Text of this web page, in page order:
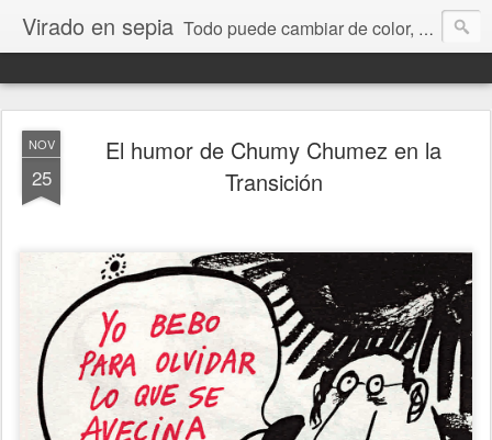
Virado en sepia Todo puede cambiar de color, depende de nosotros y de nuestra capacidad para aprender a mirar. Hablamos de sociedad, economía, empresa, política, RRHH, formación. De Historia reciente, de educación y de temas sociales.
NOV
25
El humor de Chumy Chumez en la
Transición